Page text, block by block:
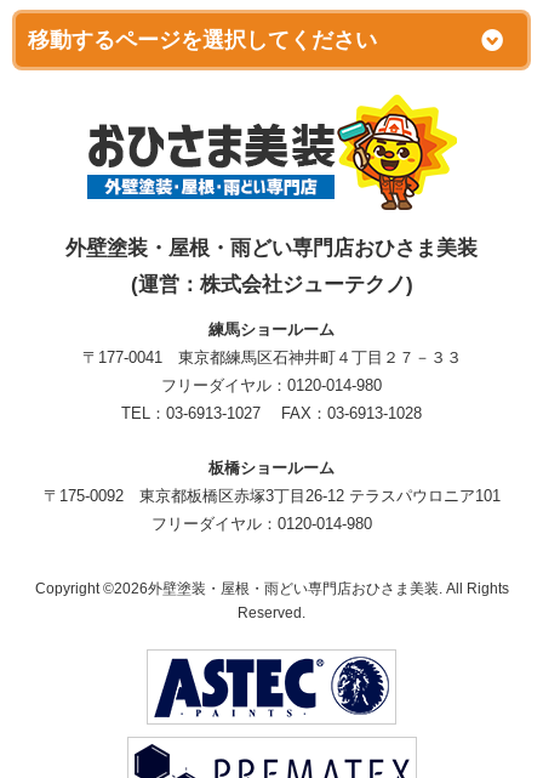
外壁塗装・屋根・雨どい専門店おひさま美装
(運営：株式会社ジューテクノ)
練馬ショールーム
〒177-0041 東京都練馬区石神井町４丁目２７－３３
フリーダイヤル：0120-014-980
TEL：03-6913-1027 FAX：03-6913-1028
板橋ショールーム
〒175-0092 東京都板橋区赤塚3丁目26-12 テラスパウロニア101
フリーダイヤル：0120-014-980
Copyright ©2026外壁塗装・屋根・雨どい専門店おひさま美装. All Rights
Reserved.